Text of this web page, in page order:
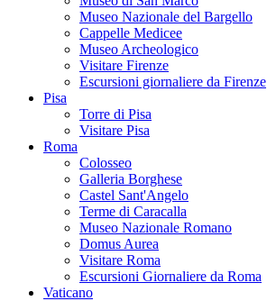
Museo Nazionale del Bargello
Cappelle Medicee
Museo Archeologico
Visitare Firenze
Escursioni giornaliere da Firenze
Pisa
Torre di Pisa
Visitare Pisa
Roma
Colosseo
Galleria Borghese
Castel Sant'Angelo
Terme di Caracalla
Museo Nazionale Romano
Domus Aurea
Visitare Roma
Escursioni Giornaliere da Roma
Vaticano